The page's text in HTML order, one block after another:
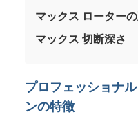
マックス ローター
マックス 切断深さ
プロフェッショナ
ンの特徴